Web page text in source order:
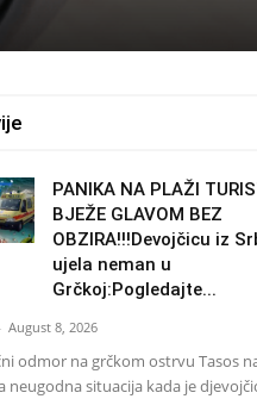
PANIKA NA PLAŽI
BJEŽE GLAVOM BEZ
OBZIRA!!!Devojčicu iz
ujela neman u
Grčkoj:Pogledajte...
- August 8, 2026
odmor na grčkom ostrvu Tasos
neugodna situacija kada je